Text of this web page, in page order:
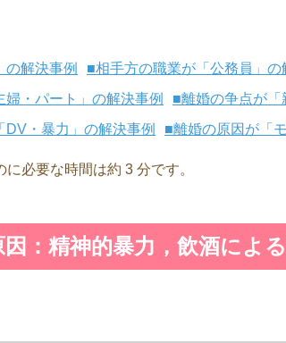
の解決事例
相手方の職業が「公務員」の
婦・パート」の解決事例
離婚の争点が「
DV・暴力」の解決事例
離婚の原因が「
に必要な時間は約 3 分です。
：精神的暴力，飲酒によ